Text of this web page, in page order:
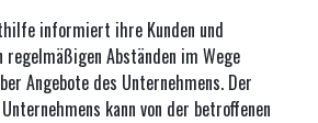
informiert ihre Kunden und
Abständen im Wege
Angebote des Unternehmens. Der
kann von der betroffenen